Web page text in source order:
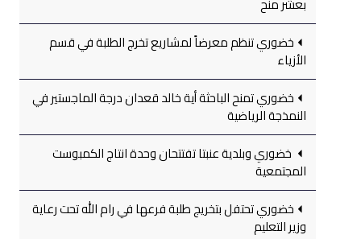
خضوري تنظم معرضاً لمشاريع تخرج الطلبة في قسم
الأزياء
خضوري تمنح الباحثة أية خالد قعدان درجة الماجستير في
النمذجة الرياضية
خضوري وبلدية عنبتا تفتتحان وحدة انتاج الكمبوست
المجتمعية
خضوري تحتفل بتخريج طلبة فرعها في رام الله تحت رعاية
وزير التعليم